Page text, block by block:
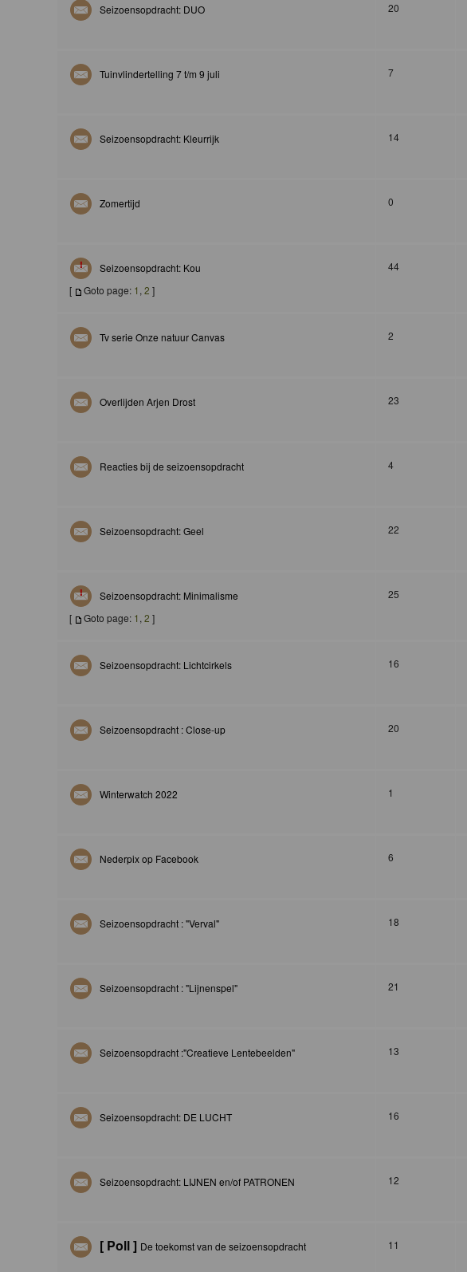
Seizoensopdracht: DUO 20
Tuinvlindertelling 7 t/m 9 juli 7
Seizoensopdracht: Kleurrijk 14
Zomertijd 0
Seizoensopdracht: Kou
[
Goto page: 1 ,2 ]
44
Tv serie Onze natuur Canvas 2
Overlijden Arjen Drost 23
Reacties bij de seizoensopdracht 4
Seizoensopdracht: Geel 22
Seizoensopdracht: Minimalisme
[
Goto page: 1 ,2 ]
25
Seizoensopdracht: Lichtcirkels 16
Seizoensopdracht : Close-up 20
Winterwatch 2022 1
Nederpix op Facebook 6
Seizoensopdracht : "Verval" 18
Seizoensopdracht : "Lijnenspel" 21
Seizoensopdracht :"Creatieve Lentebeelden" 13
Seizoensopdracht: DE LUCHT 16
Seizoensopdracht: LIJNEN en/of PATRONEN 12
[ Poll ] De toekomst van de seizoensopdracht 11